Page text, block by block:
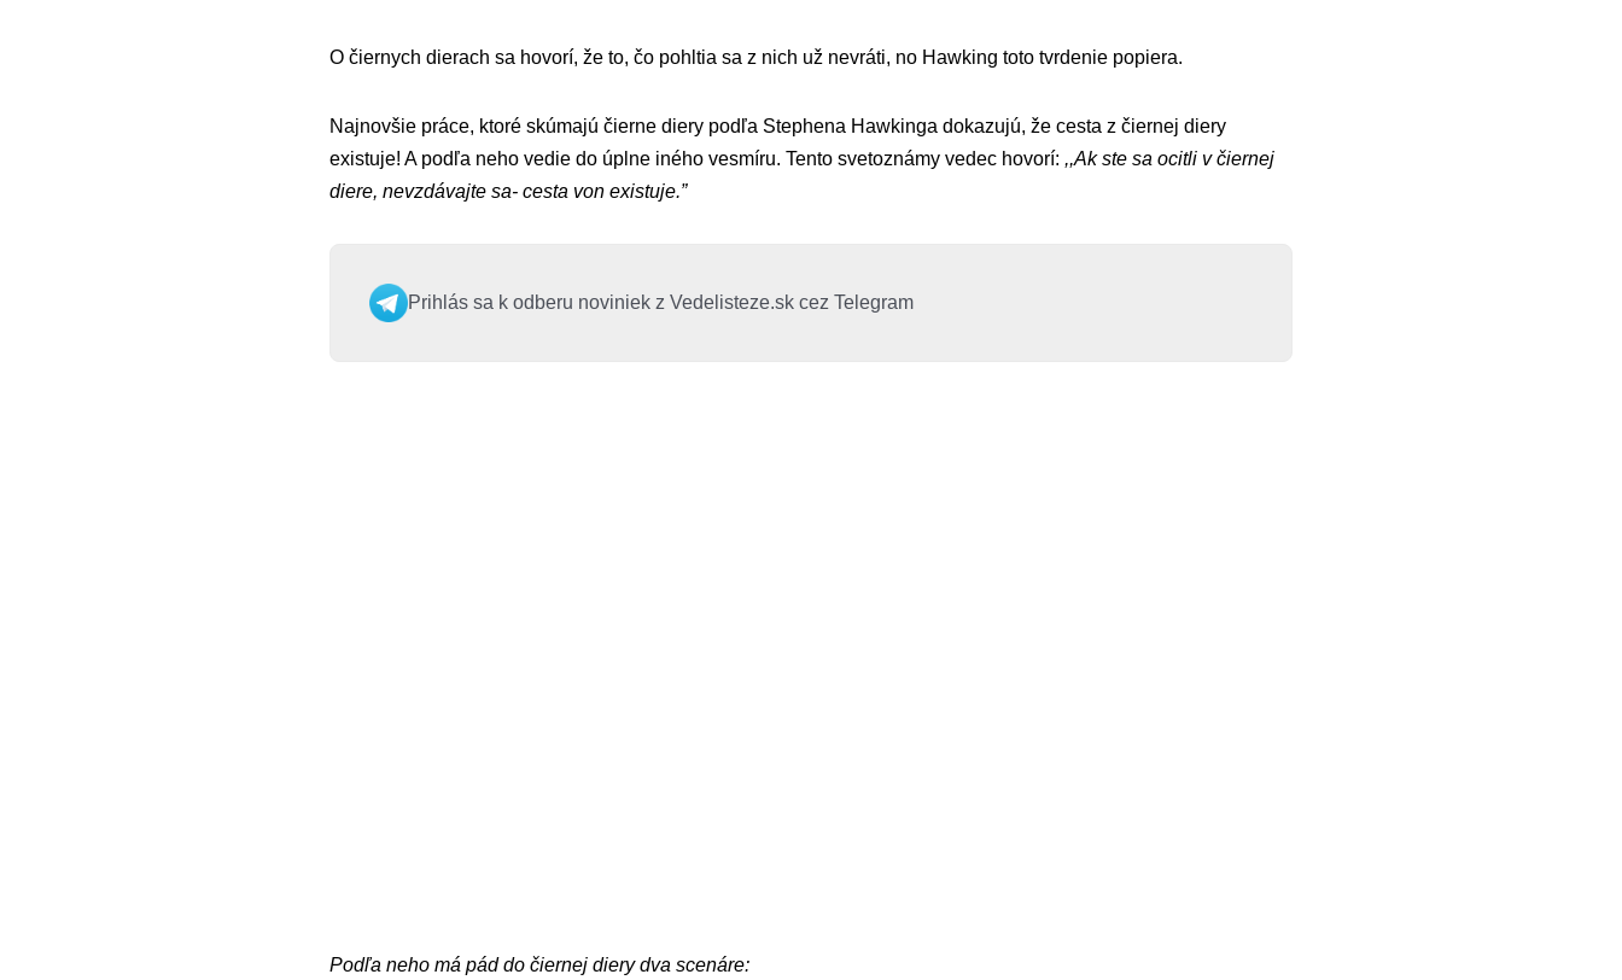
O čiernych dierach sa hovorí, že to, čo pohltia sa z nich už nevráti, no Hawking toto tvrdenie popiera.
Najnovšie práce, ktoré skúmajú čierne diery podľa Stephena Hawkinga dokazujú, že cesta z čiernej diery
existuje! A podľa neho vedie do úplne iného vesmíru. Tento svetoznámy vedec hovorí: ,,Ak ste sa ocitli v čiernej
diere, nevzdávajte sa- cesta von existuje.”
Prihlás sa k odberu noviniek z Vedelisteze.sk cez Telegram
Podľa neho má pád do čiernej diery dva scenáre: